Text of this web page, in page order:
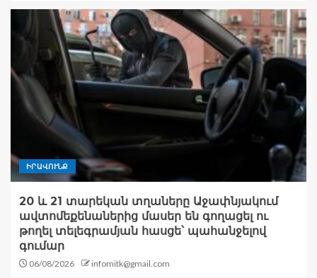
ԻՐԱՎՈՒՆՔ
20 և 21 տարեկան տղաները Աջափնյակում
ավտոմեքենաներից մասեր են գողացել ու
թողել տելեգրամյան հասցե՝ պահանջելով
գումար
06/08/2026 infomitk@gmail.com